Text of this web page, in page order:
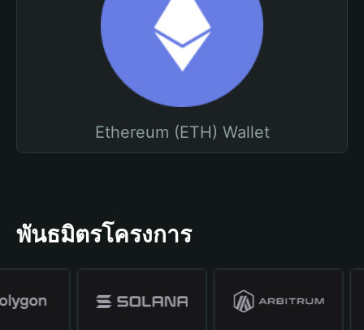
Ethereum (ETH) Wallet
พันธมิตรโครงการ